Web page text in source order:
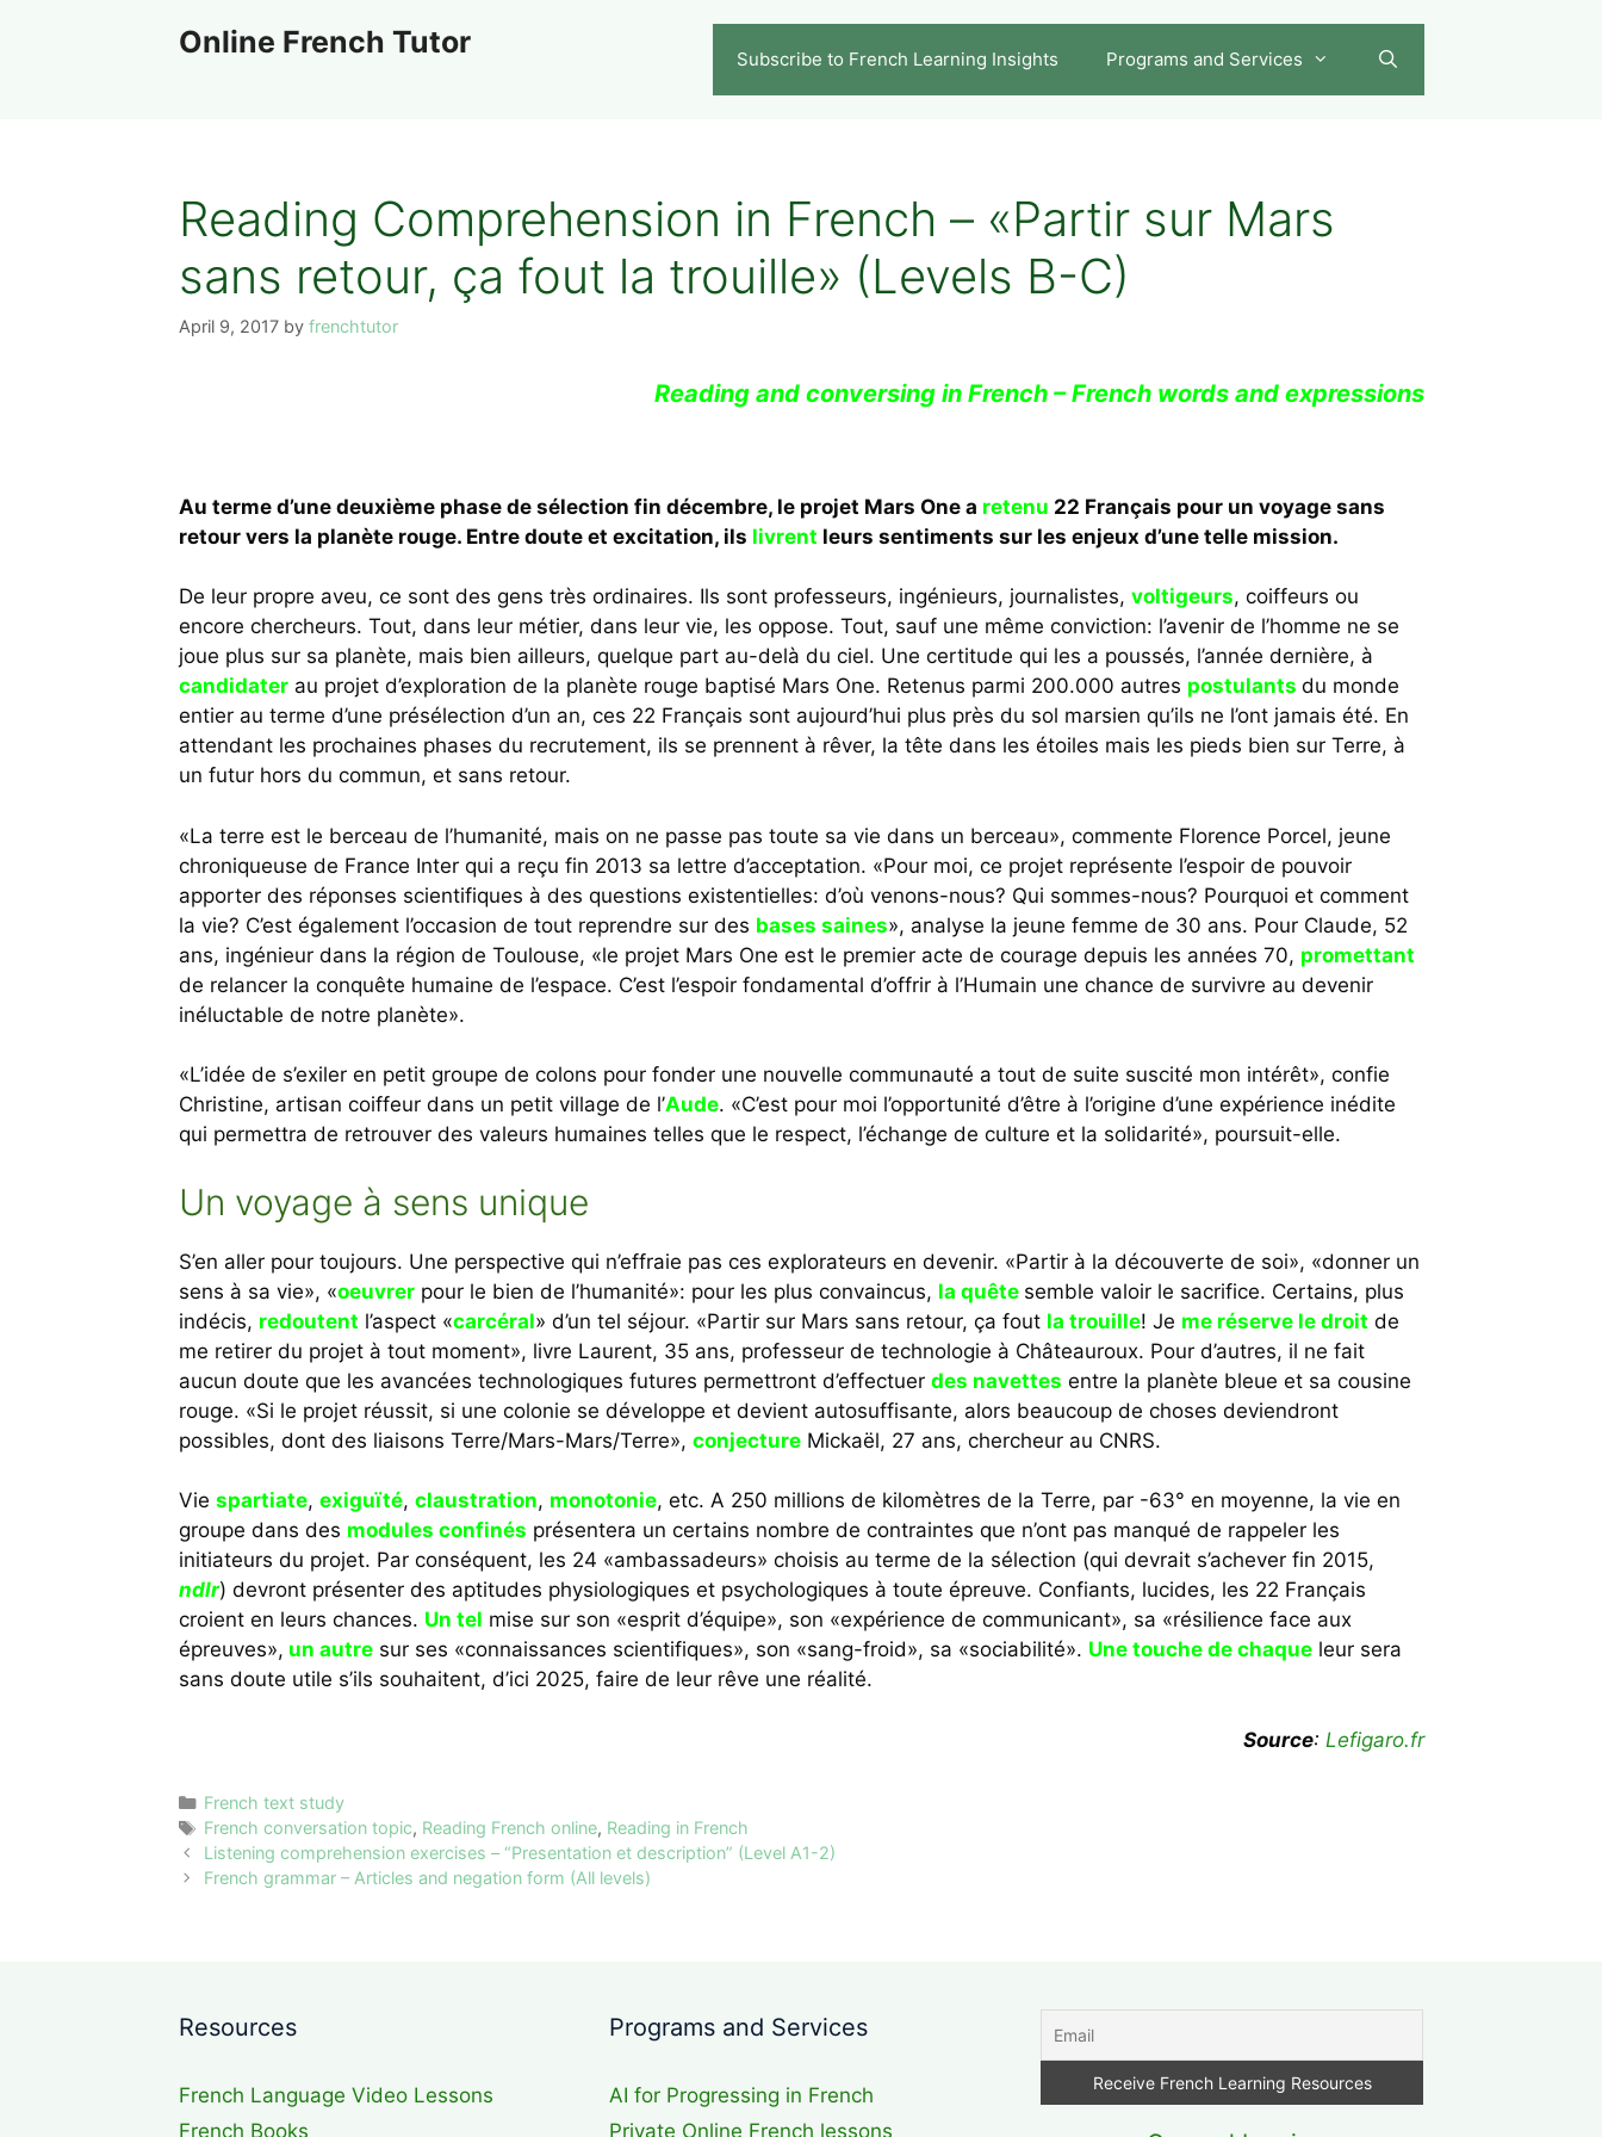
Online French Tutor Subscribe to French Learning Insights Programs and Services
Reading Comprehension in French – «Partir sur Mars
sans retour, ça fout la trouille» (Levels B-C)
April 9, 2017 by frenchtutor
Reading and conversing in French – French words and expressions
Au terme d’une deuxième phase de sélection fin décembre, le projet Mars One a retenu 22 Français pour un voyage sans
retour vers la planète rouge. Entre doute et excitation, ils livrent leurs sentiments sur les enjeux d’une telle mission.
De leur propre aveu, ce sont des gens très ordinaires. Ils sont professeurs, ingénieurs, journalistes, voltigeurs, coiffeurs ou
encore chercheurs. Tout, dans leur métier, dans leur vie, les oppose. Tout, sauf une même conviction: l’avenir de l’homme ne se
joue plus sur sa planète, mais bien ailleurs, quelque part au-delà du ciel. Une certitude qui les a poussés, l’année dernière, à
candidaterau projet d’exploration de la planète rouge baptisé Mars One. Retenus parmi 200.000 autres postulants du monde
entier au terme d’une présélection d’un an, ces 22 Français sont aujourd’hui plus près du sol marsien qu’ils ne l’ont jamais été. En
attendant les prochaines phases du recrutement, ils se prennent à rêver, la tête dans les étoiles mais les pieds bien sur Terre, à
un futur hors du commun, et sans retour.
«La terre est le berceau de l’humanité, mais on ne passe pas toute sa vie dans un berceau», commente Florence Porcel, jeune
chroniqueuse de France Inter qui a reçu fin 2013 sa lettre d’acceptation. «Pour moi, ce projet représente l’espoir de pouvoir
apporter des réponses scientifiques à des questions existentielles: d’où venons-nous? Qui sommes-nous? Pourquoi et comment
la vie? C’est également l’occasion de tout reprendre sur des bases saines», analyse la jeune femme de 30 ans. Pour Claude, 52
ans, ingénieur dans la région de Toulouse, «le projet Mars One est le premier acte de courage depuis les années 70, promettant
de relancer la conquête humaine de l’espace. C’est l’espoir fondamental d’offrir à l’Humain une chance de survivre au devenir
inéluctable de notre planète».
«L’idée de s’exiler en petit groupe de colons pour fonder une nouvelle communauté a tout de suite suscité mon intérêt», confie
Christine, artisan coiffeur dans un petit village de l’Aude. «C’est pour moi l’opportunité d’être à l’origine d’une expérience inédite
qui permettra de retrouver des valeurs humaines telles que le respect, l’échange de culture et la solidarité», poursuit-elle.
Un voyage à sens unique
S’en aller pour toujours. Une perspective qui n’effraie pas ces explorateurs en devenir. «Partir à la découverte de soi», «donner un
sens à sa vie», «oeuvrerpour le bien de l’humanité»: pour les plus convaincus, la quête semble valoir le sacrifice. Certains, plus
indécis, redoutent l’aspect «carcéral» d’un tel séjour. «Partir sur Mars sans retour, ça fout la trouille! Je me réserve le droit de
me retirer du projet à tout moment», livre Laurent, 35 ans, professeur de technologie à Châteauroux. Pour d’autres, il ne fait
aucun doute que les avancées technologiques futures permettront d’effectuer des navettes entre la planète bleue et sa cousine
rouge. «Si le projet réussit, si une colonie se développe et devient autosuffisante, alors beaucoup de choses deviendront
possibles, dont des liaisons Terre/Mars-Mars/Terre», conjectureMickaël, 27 ans, chercheur au CNRS.
Vie spartiate, exiguïté, claustration, monotonie, etc. A 250 millions de kilomètres de la Terre, par -63° en moyenne, la vie en
groupe dans des modules confinés présentera un certains nombre de contraintes que n’ont pas manqué de rappeler les
initiateurs du projet. Par conséquent, les 24 «ambassadeurs» choisis au terme de la sélection (qui devrait s’achever fin 2015,
ndlr) devront présenter des aptitudes physiologiques et psychologiques à toute épreuve. Confiants, lucides, les 22 Français
croient en leurs chances. Un tel mise sur son «esprit d’équipe», son «expérience de communicant», sa «résilience face aux
épreuves», un autresur ses «connaissances scientifiques», son «sang-froid», sa «sociabilité». Une touche de chaqueleur sera
sans doute utile s’ils souhaitent, d’ici 2025, faire de leur rêve une réalité.
Source: Lefigaro.fr
Categories
French text study
Tags
French conversation topic, Reading French online, Reading in French
Listening comprehension exercises – “Presentation et description” (Level A1-2)
French grammar – Articles and negation form (All levels)
Resources
French Language Video Lessons
French Books
Programs and Services
AI for Progressing in French
Private Online French lessons